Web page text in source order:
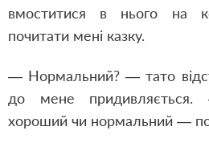
вмоститися в нього на
почитати мені казку.
— Нормальний? — тато
до мене
хороший чи нормальний —